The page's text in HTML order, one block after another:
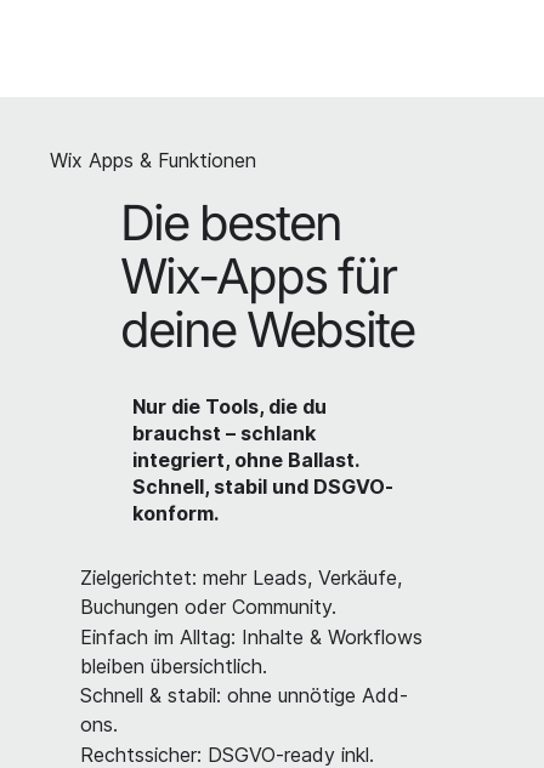
Wix Apps & Funktionen
Die besten
Wix-Apps für
deine Website
Nur die Tools, die du
brauchst – schlank
integriert, ohne Ballast.
Schnell, stabil und DSGVO-
konform.
Zielgerichtet: mehr Leads, Verkäufe,
Buchungen oder Community.
Einfach im Alltag: Inhalte & Workflows
bleiben übersichtlich.
Schnell & stabil: ohne unnötige Add-
ons.
Rechtssicher: DSGVO-ready inkl.